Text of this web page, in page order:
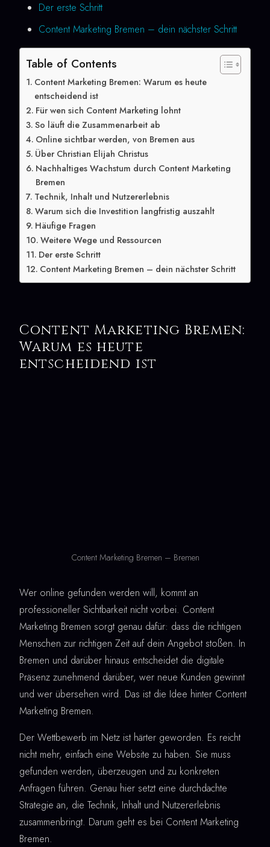
Der erste Schritt
Content Marketing Bremen – dein nächster Schritt
Table of Contents
Content Marketing Bremen: Warum es heute
entscheidend ist
Für wen sich Content Marketing lohnt
So läuft die Zusammenarbeit ab
Online sichtbar werden, von Bremen aus
Über Christian Elijah Christus
Nachhaltiges Wachstum durch Content Marketing
Bremen
Technik, Inhalt und Nutzererlebnis
Warum sich die Investition langfristig auszahlt
Häufige Fragen
Weitere Wege und Ressourcen
Der erste Schritt
Content Marketing Bremen – dein nächster Schritt
Content Marketing Bremen:
Warum es heute
entscheidend ist
Content Marketing Bremen – Bremen
Wer online gefunden werden will, kommt an
professioneller Sichtbarkeit nicht vorbei. Content
Marketing Bremen sorgt genau dafür: dass die richtigen
Menschen zur richtigen Zeit auf dein Angebot stoßen. In
Bremen und darüber hinaus entscheidet die digitale
Präsenz zunehmend darüber, wer neue Kunden gewinnt
und wer übersehen wird. Das ist die Idee hinter Content
Marketing Bremen.
Der Wettbewerb im Netz ist härter geworden. Es reicht
nicht mehr, einfach eine Website zu haben. Sie muss
gefunden werden, überzeugen und zu konkreten
Anfragen führen. Genau hier setzt eine durchdachte
Strategie an, die Technik, Inhalt und Nutzererlebnis
zusammenbringt. Darum geht es bei Content Marketing
Bremen.